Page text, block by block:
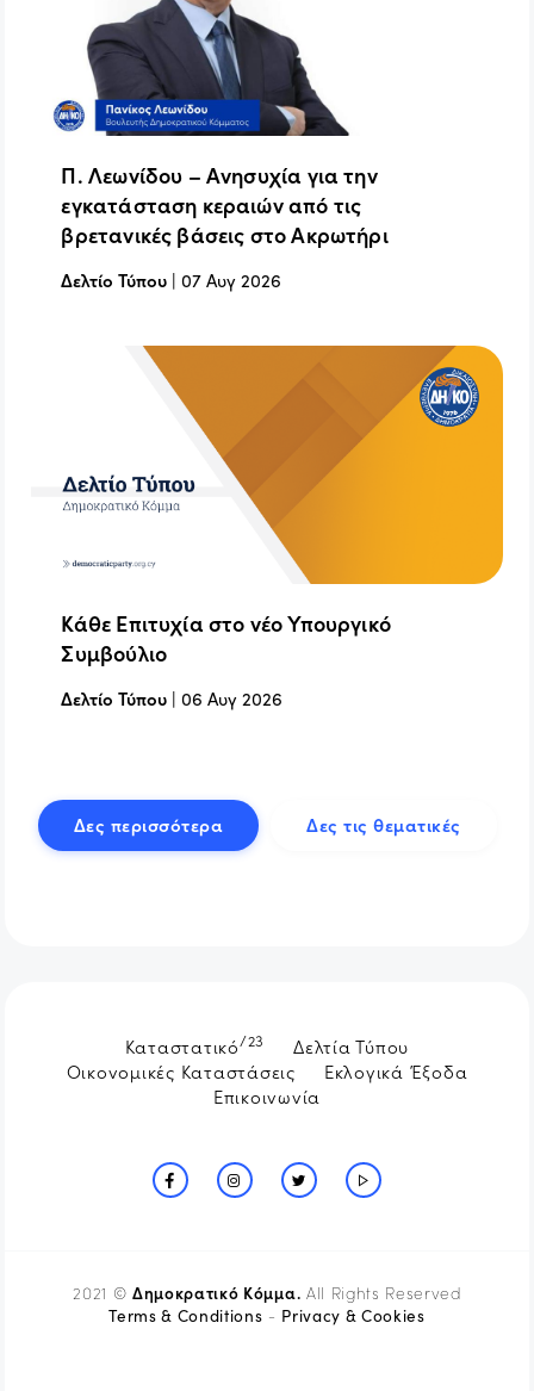
Π. Λεωνίδου – Ανησυχία για την
εγκατάσταση κεραιών από τις
βρετανικές βάσεις στο Ακρωτήρι
Δελτίο Τύπου |07 Αυγ 2026
Κάθε Επιτυχία στο νέο Υπουργικό
Συμβούλιο
Δελτίο Τύπου |06 Αυγ 2026
Δες περισσότερα Δες τις θεματικές
Καταστατικό/23
Δελτία Τύπου
Οικονομικές Καταστάσεις
Εκλογικά Έξοδα
Επικοινωνία
2021 ©Δημοκρατικό Κόμμα. All Rights Reserved
Terms & Conditions - Privacy & Cookies